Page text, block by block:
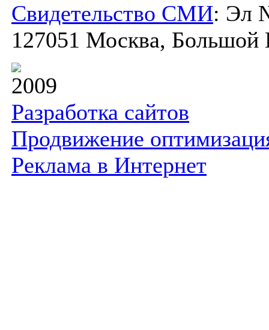
Свидетельство СМИ: Эл
127051 Москва, Большой
2009
Разработка сайтов
Продвижение
Реклама в Интернет